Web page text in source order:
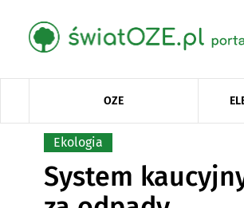
OZE
Ekologia
System